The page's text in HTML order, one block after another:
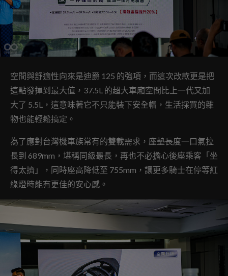
空間與舒適性向來是迪爵 125 的強項，而這次改款更是把
這點發揮到最大值，37.5L 的超大車廂空間比上一代又加
大了 5.5L，這意味著它不只能裝下安全帽，生活採買的雜
物也能輕鬆搞定。
為了應對台灣機車族常有的雙載需求，座墊長度一口氣拉
長到 689mm，堪稱同級最長，再也不必擔心後座乘客「坐
得太擠」，同時座高降低至 755mm，讓更多騎士在停等紅
綠燈時能有更佳的安心感。